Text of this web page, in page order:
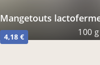
Mangetouts
4,18 € 100